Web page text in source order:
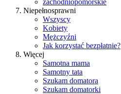
zachodniopomorskie
Niepełnosprawni
Wszyscy
Kobiety
Mężczyźni
Jak korzystać bezpłatnie?
Więcej
Samotna mama
Samotny tata
Szukam domatora
Szukam domatorki